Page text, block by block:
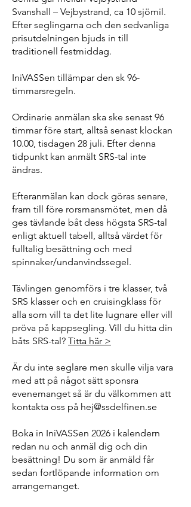
Svanshall – Vejbystrand, ca 10 sjömil.
Efter seglingarna och den sedvanliga
prisutdelningen bjuds in till
traditionell festmiddag.
IniVASSen tillämpar den sk 96-
timmarsregeln.
Ordinarie anmälan ska ske senast 96
timmar före start, alltså senast klockan
10.00, tisdagen 28 juli. Efter denna
tidpunkt kan anmält SRS-tal inte
ändras.
Efteranmälan kan dock göras senare,
fram till före rorsmansmötet, men då
ges tävlande båt dess högsta SRS-tal
enligt aktuell tabell, alltså värdet för
fulltalig besättning och med
spinnaker/undanvindssegel.
Tävlingen genomförs i tre klasser, två
SRS klasser och en cruisingklass för
alla som vill ta det lite lugnare eller vill
pröva på kappsegling. Vill du hitta din
båts SRS-tal? Titta här >
Är du inte seglare men skulle vilja vara
med att på något sätt sponsra
evenemanget så är du välkommen att
kontakta oss på hej@ssdelfinen.se
Boka in IniVASSen 2026 i kalendern
redan nu och anmäl dig och din
besättning! Du som är anmäld får
sedan fortlöpande information om
arrangemanget.